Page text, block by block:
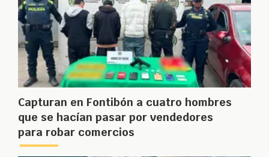
Capturan en Fontibón a cuatro hombres
que se hacían pasar por vendedores
para robar comercios